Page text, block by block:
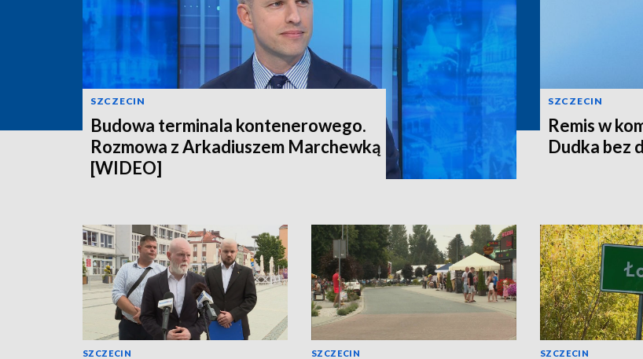
SZCZECIN
Budowa terminala kontenerowego.
Rozmowa z Arkadiuszem Marchewką
[WIDEO]
SZCZECIN
Remis w
Dudka bez
SZCZECIN SZCZECIN SZCZECIN